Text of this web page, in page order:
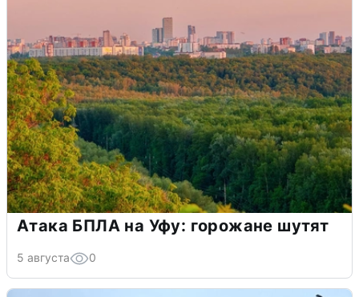
Атака БПЛА на Уфу: горожане шутят
5 августа 0